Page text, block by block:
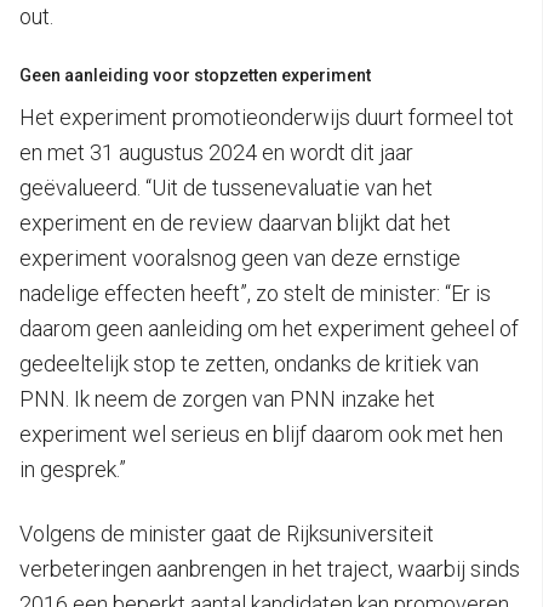
out.
Geen aanleiding voor stopzetten experiment
Het experiment promotieonderwijs duurt formeel tot
en met 31 augustus 2024 en wordt dit jaar
geëvalueerd. “Uit de tussenevaluatie van het
experiment en de review daarvan blijkt dat het
experiment vooralsnog geen van deze ernstige
nadelige effecten heeft”, zo stelt de minister: “Er is
daarom geen aanleiding om het experiment geheel of
gedeeltelijk stop te zetten, ondanks de kritiek van
PNN. Ik neem de zorgen van PNN inzake het
experiment wel serieus en blijf daarom ook met hen
in gesprek.”
Volgens de minister gaat de Rijksuniversiteit
verbeteringen aanbrengen in het traject, waarbij sinds